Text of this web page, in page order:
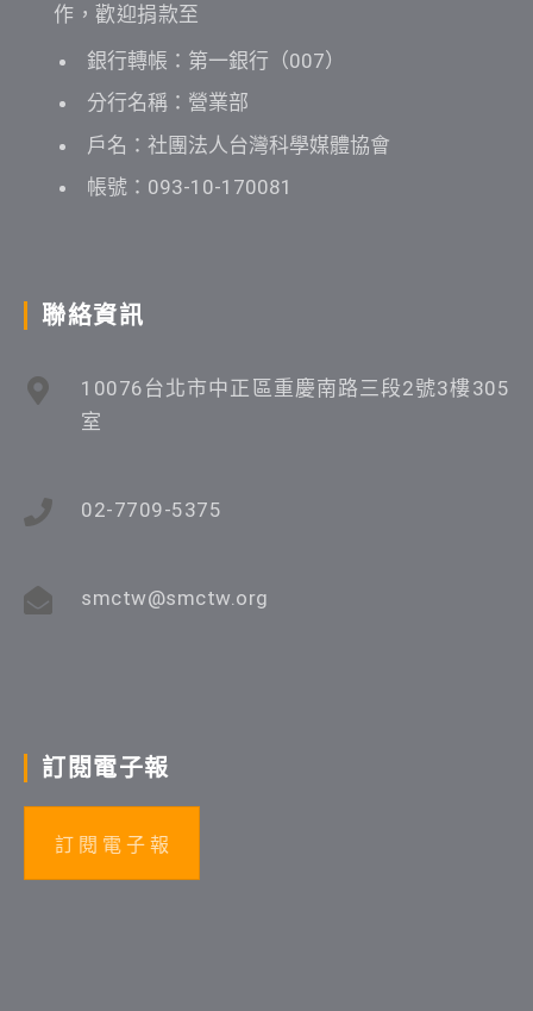
作，歡迎捐款至
銀行轉帳：第一銀行（007）
分行名稱：營業部
戶名：社團法人台灣科學媒體協會
帳號：093-10-170081
聯絡資訊
10076台北市中正區重慶南路三段2號3樓305
室
02-7709-5375
smctw@smctw.org
訂閱電子報
訂 閱 電 子 報